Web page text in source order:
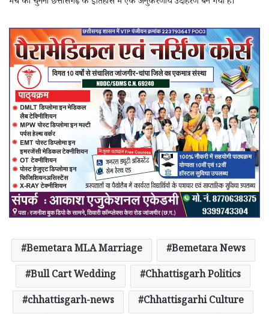
Bemetara MLA Marriage
Bemetara News
Bull Cart Wedding
Chhattisgarh Politics
chhattisgarh-news
Chhattisgarhi Culture